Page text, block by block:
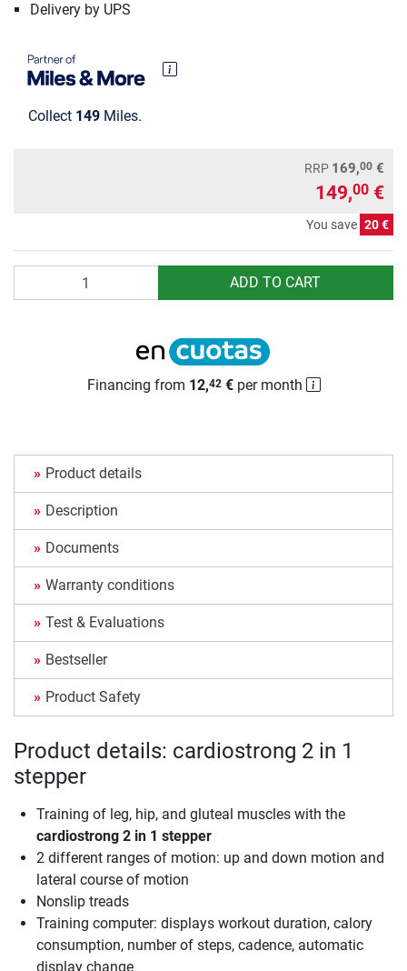
Delivery by UPS
Collect 149 Miles.
RRP 169,00 €
149,00 €
You save 20 €
ADD TO CART
Financing from 12,42€per month
Product details
Description
Documents
Warranty conditions
Test & Evaluations
Bestseller
Product Safety
Product details: cardiostrong 2 in 1
stepper
Training of leg, hip, and gluteal muscles with the
cardiostrong 2 in 1 stepper
2 different ranges of motion: up and down motion and
lateral course of motion
Nonslip treads
Training computer: displays workout duration, calory
consumption, number of steps, cadence, automatic
display change